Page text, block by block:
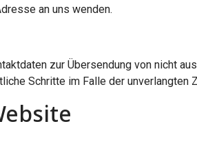
an uns wenden.
zur Übersendung von nicht
Schritte im Falle der unverlangten